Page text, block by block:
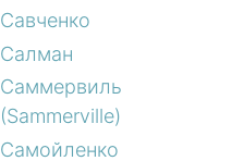
Савченко
Салман
Саммервиль
(Sammerville)
Самойленко